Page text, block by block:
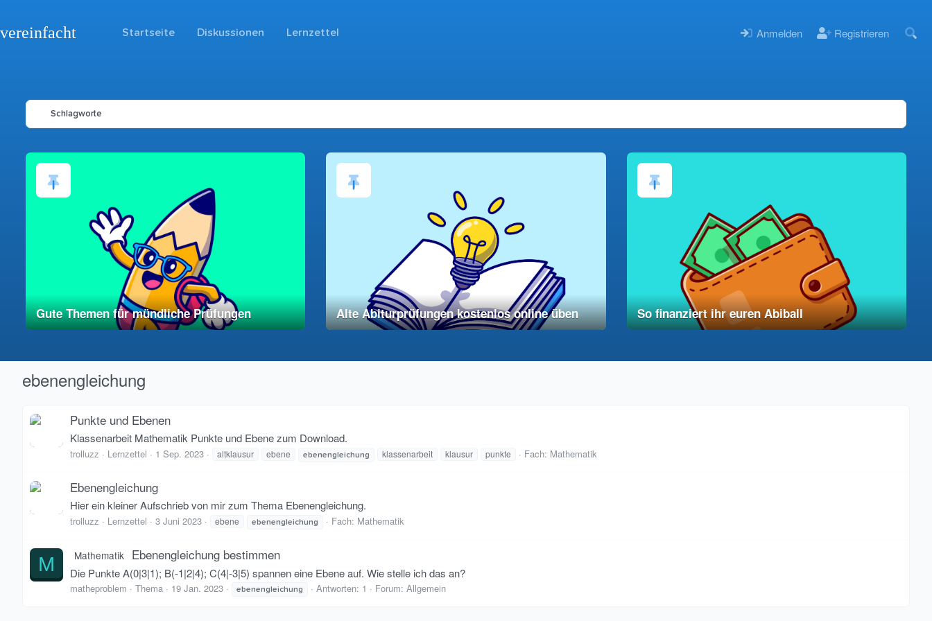
vereinfacht Startseite Diskussionen Lernzettel Anmelden Registrieren
Schlagworte
Gute Themen für mündliche Prüfungen Alte Abiturprüfungen kostenlos online üben So finanziert ihr euren Abiball
ebenengleichung
Punkte und Ebenen
Klassenarbeit Mathematik Punkte und Ebene zum Download.
trolluzz Lernzettel 1 Sep. 2023 altklausur ebene ebenengleichung klassenarbeit klausur punkte Fach: Mathematik
Ebenengleichung
Hier ein kleiner Aufschrieb von mir zum Thema Ebenengleichung.
trolluzz Lernzettel 3 Juni 2023 ebene ebenengleichung Fach: Mathematik
M Mathematik Ebenengleichung bestimmen
Die Punkte A(0|3|1); B(-1|2|4); C(4|-3|5) spannen eine Ebene auf. Wie stelle ich das an?
matheproblem Thema 19 Jan. 2023 ebenengleichung Antworten: 1 Forum: Allgemein